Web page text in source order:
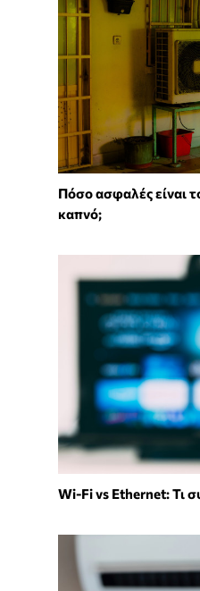
Πόσο ασφαλές είναι
καπνό;
Wi-Fi vs Ethernet: Τι